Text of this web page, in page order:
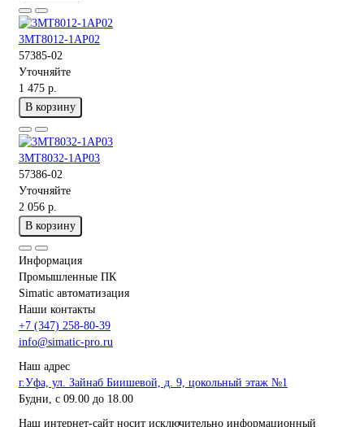
3MT8012-1AP02
57385-02
Уточняйте
1 475 р.
В корзину
3MT8032-1AP03
57386-02
Уточняйте
2 056 р.
В корзину
Информация
Промышленные ПК
Simatic автоматизация
Наши контакты
+7 (347) 258-80-39
info@simatic-pro.ru
Наш адрес
г.Уфа, ул. Зайнаб Биишевой, д. 9, цокольный этаж №1
Будни, с 09.00 до 18.00
Наш интернет-сайт носит исключительно информационный